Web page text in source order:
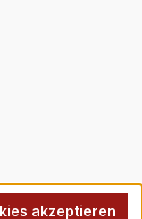
akzeptieren